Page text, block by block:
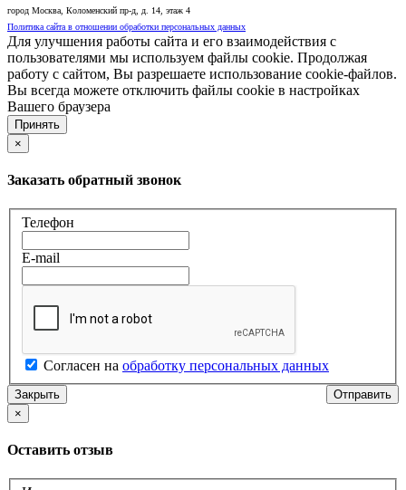
город Москва, Коломенский пр-д, д. 14, этаж 4
Политика сайта в отношении обработки персональных данных
Для улучшения работы сайта и его взаимодействия с
пользователями мы используем файлы cookie. Продолжая
работу с сайтом, Вы разрешаете использование cookie-файлов.
Вы всегда можете отключить файлы cookie в настройках
Вашего браузера
Принять
×
Заказать обратный звонок
Телефон
E-mail
Согласен на обработку персональных данных
Закрыть
×
Оставить отзыв